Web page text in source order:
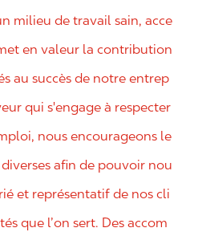
milieu de travail sain, acce
en valeur la contribution
au succès de notre entrep
qui s'engage à respecter
nous encourageons le
afin de pouvoir nou
et représentatif de nos cli
que l’on sert. Des accom